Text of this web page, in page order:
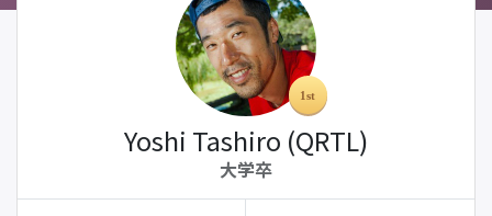
Yoshi Tashiro (QRTL)
大学卒